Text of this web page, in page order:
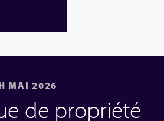
MAI 2026
de propriété